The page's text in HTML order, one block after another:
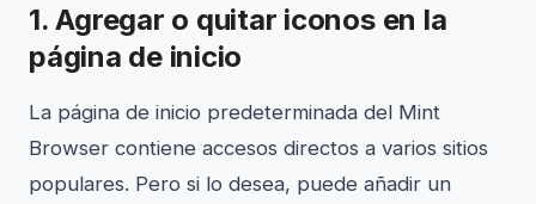
1. Agregar o quitar iconos en la
página de inicio
La página de inicio predeterminada del Mint
Browser contiene accesos directos a varios sitios
populares. Pero si lo desea, puede añadir un